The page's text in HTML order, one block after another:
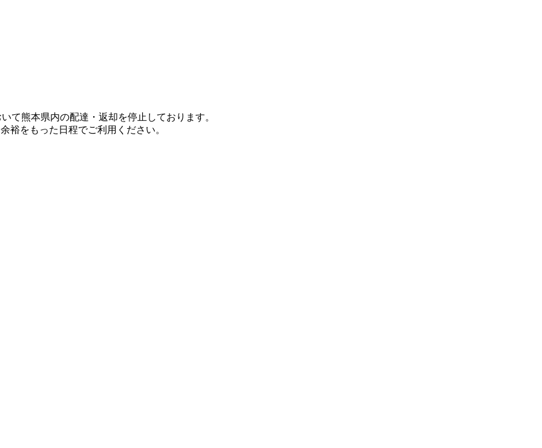
て熊本県内の配達・返却を停止しております。
裕をもった日程でご利用ください。